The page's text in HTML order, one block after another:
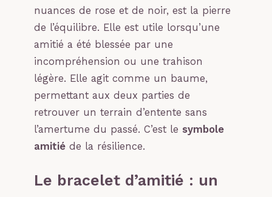
nuances de rose et de noir, est la pierre
de l’équilibre. Elle est utile lorsqu’une
amitié a été blessée par une
incompréhension ou une trahison
légère. Elle agit comme un baume,
permettant aux deux parties de
retrouver un terrain d’entente sans
l’amertume du passé. C’est le symbole
amitié de la résilience.
Le bracelet d’amitié : un